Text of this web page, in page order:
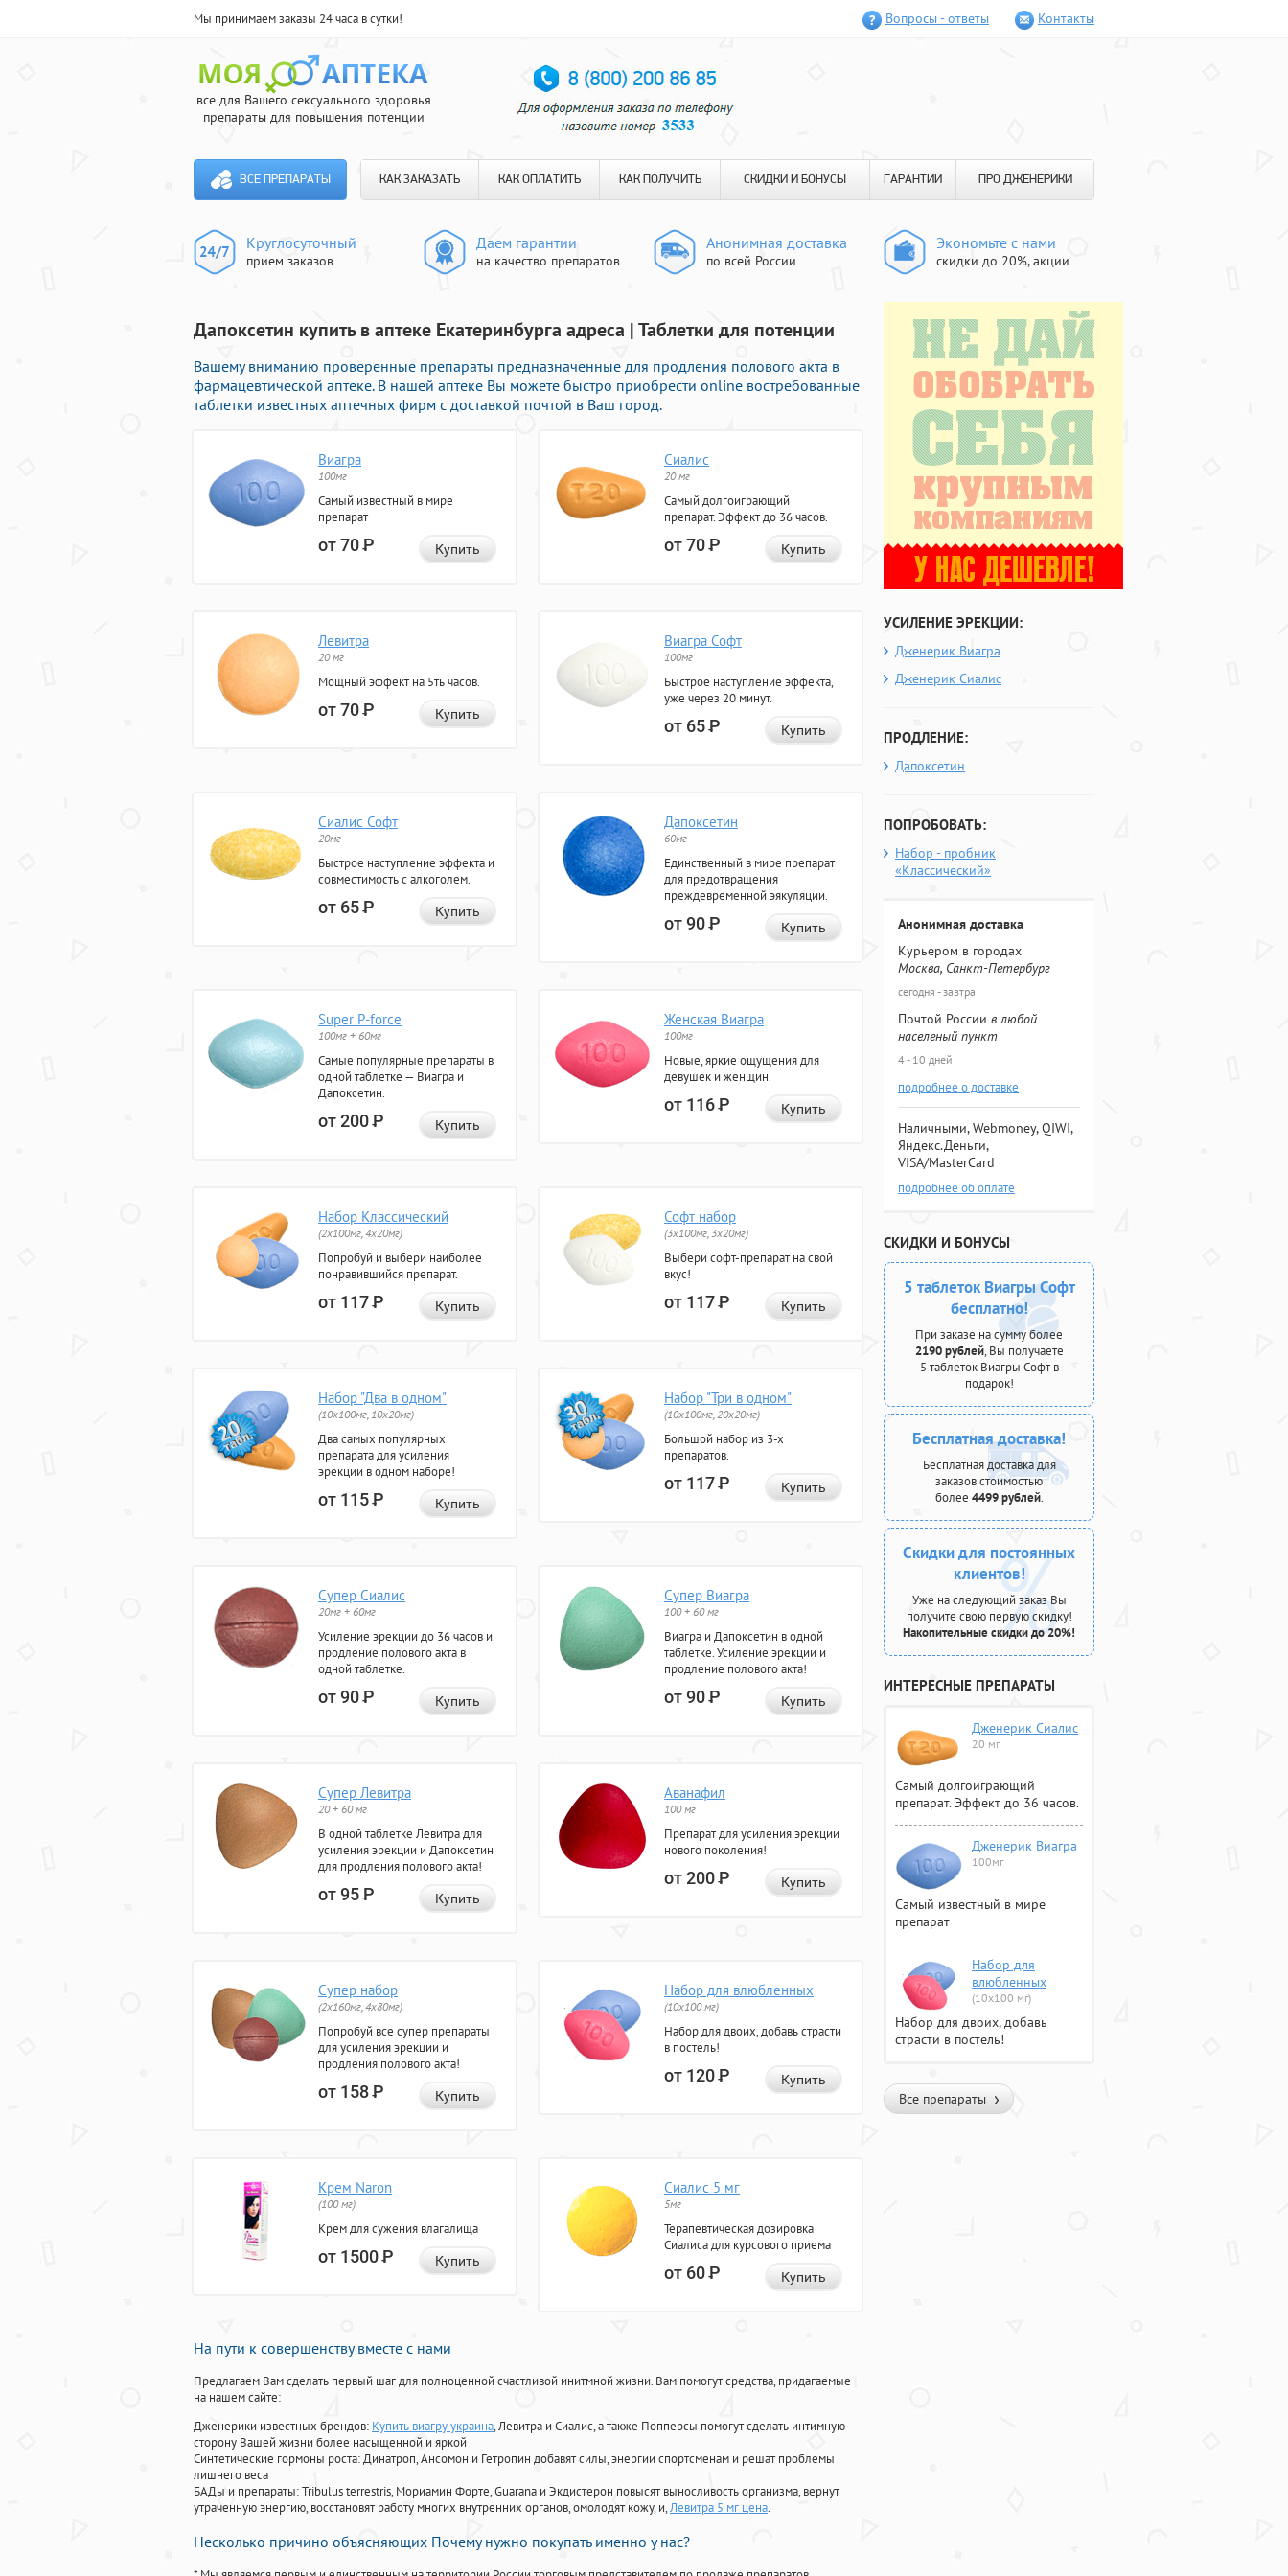
Мы принимаем заказы 24 часа в сутки! Вопросы - ответы Контакты
все для Вашего сексуального здоровья
препараты для повышения потенции
ВСЕ ПРЕПАРАТЫ КАК ЗАКАЗАТЬ КАК ОПЛАТИТЬ КАК ПОЛУЧИТЬ СКИДКИ И БОНУСЫ ГАРАНТИИ ПРО ДЖЕНЕРИКИ
Круглосуточный
прием заказов
Даем гарантии
на качество препаратов
Анонимная доставка
по всей России
Экономьте с нами
скидки до 20%, акции
Дапоксетин купить в аптеке Екатеринбурга адреса | Таблетки для потенции
Вашему вниманию проверенные препараты предназначенные для продления полового акта в
фармацевтической аптеке. В нашей аптеке Вы можете быстро приобрести online востребованные
таблетки известных аптечных фирм с доставкой почтой в Ваш город.
Виагра
100мг
Самый известный в мире
препарат
от 70Р Купить
Сиалис
20 мг
Самый долгоиграющий
препарат. Эффект до 36 часов.
от 70Р Купить
Левитра
20 мг
Мощный эффект на 5ть часов.
от 70Р Купить
Виагра Софт
100мг
Быстрое наступление эффекта,
уже через 20 минут.
от 65Р Купить
Сиалис Софт
20мг
Быстрое наступление эффекта и
совместимость с алкоголем.
от 65Р Купить
Дапоксетин
60мг
Единственный в мире препарат
для предотвращения
преждевременной эякуляции.
от 90Р Купить
Super P-force
100мг + 60мг
Самые популярные препараты в
одной таблетке — Виагра и
Дапоксетин.
от 200Р Купить
Женская Виагра
100мг
Новые, яркие ощущения для
девушек и женщин.
от 116Р Купить
Набор Классический
(2x100мг, 4x20мг)
Попробуй и выбери наиболее
понравившийся препарат.
от 117Р Купить
Софт набор
(3x100мг, 3x20мг)
Выбери софт-препарат на свой
вкус!
от 117Р Купить
Набор "Два в одном"
(10x100мг, 10x20мг)
Два самых популярных
препарата для усиления
эрекции в одном наборе!
от 115Р Купить
Набор "Три в одном"
(10x100мг, 20x20мг)
Большой набор из 3-х
препаратов.
от 117Р Купить
Супер Сиалис
20мг + 60мг
Усиление эрекции до 36 часов и
продление полового акта в
одной таблетке.
от 90Р Купить
Супер Виагра
100 + 60 мг
Виагра и Дапоксетин в одной
таблетке. Усиление эрекции и
продление полового акта!
от 90Р Купить
Супер Левитра
20 + 60 мг
В одной таблетке Левитра для
усиления эрекции и Дапоксетин
для продления полового акта!
от 95Р Купить
Аванафил
100 мг
Препарат для усиления эрекции
нового поколения!
от 200Р Купить
Супер набор
(2х160мг, 4х80мг)
Попробуй все супер препараты
для усиления эрекции и
продления полового акта!
от 158Р Купить
Набор для влюбленных
(10х100 мг)
Набор для двоих, добавь страсти
в постель!
от 120Р Купить
Крем Naron
(100 мг)
Крем для сужения влагалища
от 1500Р Купить
Сиалис 5 мг
5мг
Терапевтическая дозировка
Сиалиса для курсового приема
от 60Р Купить
На пути к совершенству вместе с нами
Предлагаем Вам сделать первый шаг для полноценной счастливой инитмной жизни. Вам помогут средства, придагаемые
на нашем сайте:
Дженерики известных брендов: Купить виагру украина, Левитра и Сиалис, а также Попперсы помогут сделать интимную
сторону Вашей жизни более насыщенной и яркой
Синтетические гормоны роста: Динатроп, Ансомон и Гетропин добавят силы, энергии спортсменам и решат проблемы
лишнего веса
БАДы и препараты:Tribulus terrestris, Мориамин Форте, Guarana и Экдистерон повысят выносливость организма, вернут
утраченную энергию, восстановят работу многих внутренних органов, омолодят кожу, и,Левитра 5 мг цена.
Несколько причино объясняющих Почему нужно покупать именно у нас?
УСИЛЕНИЕ ЭРЕКЦИИ:
Дженерик Виагра
Дженерик Сиалис
ПРОДЛЕНИЕ:
Дапоксетин
ПОПРОБОВАТЬ:
Набор - пробник
«Классический»
Анонимная доставка
Курьером в городах
Москва, Санкт-Петербург
сегодня - завтра
Почтой России в любой
населеный пункт
4 - 10 дней
подробнее о доставке
Наличными, Webmoney, QIWI,
Яндекс.Деньги,
VISA/MasterCard
подробнее об оплате
СКИДКИ И БОНУСЫ
5 таблеток Виагры Софт
бесплатно!
При заказе на сумму более
2190 рублей, Вы получаете
5 таблеток Виагры Софт в
подарок!
Бесплатная доставка!
Бесплатная доставка для
заказов стоимостью
более 4499 рублей.
Скидки для постоянных
клиентов!
Уже на следующий заказ Вы
получите свою первую скидку!
Накопительные скидки до 20%!
ИНТЕРЕСНЫЕ ПРЕПАРАТЫ
Дженерик Сиалис
20 мг
Самый долгоиграющий
препарат. Эффект до 36 часов.
Дженерик Виагра
100мг
Самый известный в мире
препарат
Набор для
влюбленных
(10х100 мг)
Набор для двоих, добавь
страсти в постель!
Все препараты